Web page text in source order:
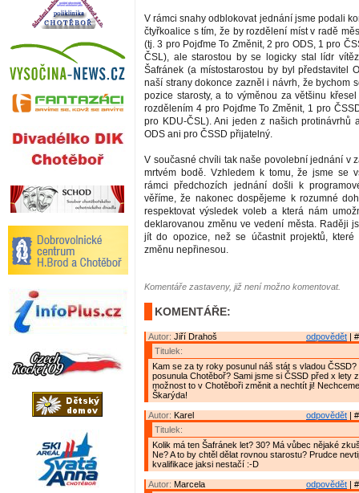
V rámci snahy odblokovat jednání jsme podali
čtyřkoalice s tím, že by rozdělení míst v radě
(tj. 3 pro Pojďme To Změnit, 2 pro ODS, 1 pro
ČSL), ale starostou by se logicky stal lídr
Šafránek (a místostarostou by byl představitel
naší strany dokonce zazněl i návrh, že bychom
pozice starosty, a to výměnou za většinu
rozdělením 4 pro Pojďme To Změnit, 1 pro
pro KDU-ČSL). Ani jeden z našich protinávrhů
ODS ani pro ČSSD přijatelný.
V současné chvíli tak naše povolební jednání v
mrtvém bodě. Vzhledem k tomu, že jsme se
rámci předchozích jednání došli k
věříme, že nakonec dospějeme k rozumné
respektovat výsledek voleb a která nám
deklarovanou změnu ve vedení města. Raději
jít do opozice, než se účastnit projektů, které
změnu nepřinesou.
Komentáře zastaveny, již není možno komentovat.
KOMENTÁŘE:
odpovědět |
Autor: Jiří Drahoš
Titulek:
Kam se za ty roky posunul náš stát s vladou ČSSD?
posunula Chotěboř? Sami jsme si ČSSD před x lety
možnost to v Chotěboři změnit a nechtít ji!
Škarýda!
odpovědět |
Autor: Karel
Titulek:
Kolik má ten Šafránek let? 30? Má vůbec nějaké
Ne? A to by chtěl dělat rovnou starostu? Prudce
kvalifikace jaksi nestačí :-D
odpovědět |
Autor: Marcela